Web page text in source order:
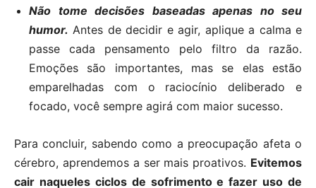
Não tome decisões baseadas apenas no seu
humor. Antes de decidir e agir, aplique a calma e
passe cada pensamento pelo filtro da razão.
Emoções são importantes, mas se elas estão
emparelhadas com o raciocínio deliberado e
focado, você sempre agirá com maior sucesso.
Para concluir, sabendo como a preocupação afeta o
cérebro, aprendemos a ser mais proativos. Evitemos
cair naqueles ciclos de sofrimento e fazer uso de